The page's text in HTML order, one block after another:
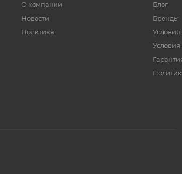
О компании
Новости
Политика
Блог
Бренды
Условия
Условия